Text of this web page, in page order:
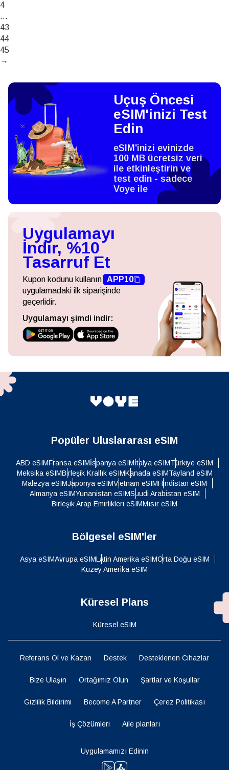
4
…
43
44
45
→
Uçuş Öncesi
eSIM'inizi Test
Edin
eSIM'inizi evinizde
100 MB ücretsiz veri
ile etkinleştirin ve
test edin - sadece
Voye ile
Uygulamayı
İndir, %10
Tasarruf Et
Kupon kodunu kullanın APP10
uygulamadaki ilk siparişinde
geçerlidir.
Uygulamayı şimdi indir:
Popüler Uluslararası eSIM
ABD eSIMFransa eSIMİspanya eSIMİtalya eSIMTürkiye eSIM
Meksika eSIMBirleşik Krallık eSIMKanada eSIMTayland eSIM
Malezya eSIMJaponya eSIMVietnam eSIMHindistan eSIM
Almanya eSIMYunanistan eSIMSuudi Arabistan eSIM
Birleşik Arap Emirlikleri eSIMMısır eSIM
Bölgesel eSIM'ler
Asya eSIMAvrupa eSIMLatin Amerika eSIMOrta Doğu eSIM
Kuzey Amerika eSIM
Küresel Plans
Küresel eSIM
Referans Ol ve Kazan Destek Desteklenen Cihazlar
Bize Ulaşın Ortağımız Olun Şartlar ve Koşullar
Gizlilik Bildirimi Become A Partner Çerez Politikası
İş Çözümleri Aile planları
Uygulamamızı Edinin